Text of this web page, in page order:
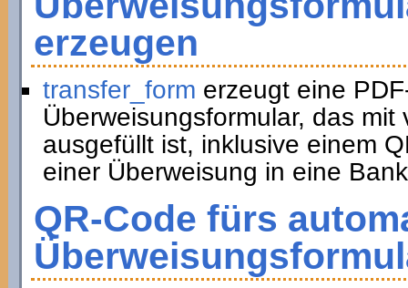
erzeugen
transfer_form erzeugt eine
Überweisungsformular, das
ausgefüllt ist, inklusive einem
einer Überweisung in eine
QR-Code fürs